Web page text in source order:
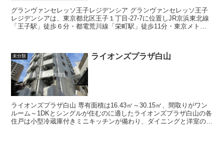
グランヴァンセレッソ王子レジデンシア グランヴァンセレッソ王子
レジデンシアは、東京都北区王子１丁目-27-7に位置しJR京浜東北線
「王子駅」徒歩６分・都電荒川線「栄町駅」徒歩11分・東京メトロ
未分類 ライオンズプラザ白山
ライオンズプラザ白山 専有面積は16.43㎡～30.15㎡、間取りがワン
ルーム～1DKとシングルが住むのに適したライオンズプラザ白山の各
住戸は小型冷蔵庫付きミニキッチンが備わり、ダイニングと洋室の天